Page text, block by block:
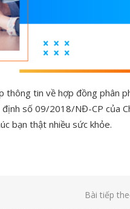
thông tin về hợp đồng phân
số 09/2018/NĐ-CP của
bạn thật nhiều sức khỏe.
Bài tiếp